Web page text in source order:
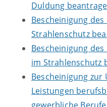
Duldung
Bescheinigung
Strahlenschutz
Bescheinigung
im Strahlenschutz
Bescheinigung
Leistungen